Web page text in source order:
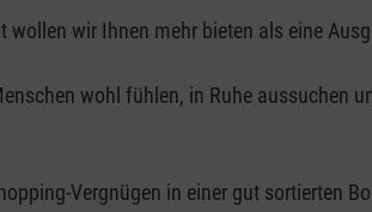
wollen wir Ihnen mehr bieten als eine
wohl fühlen, in Ruhe aussuchen
Vergnügen in einer gut sortierten